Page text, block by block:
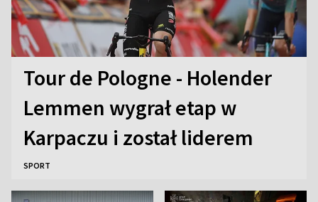
Tour de Pologne - Holender
Lemmen wygrał etap w
Karpaczu i został liderem
SPORT